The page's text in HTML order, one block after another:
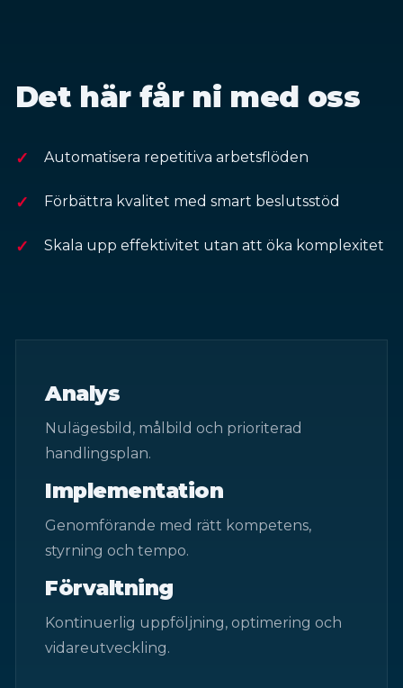
Det här får ni med oss
Automatisera repetitiva arbetsflöden
Förbättra kvalitet med smart beslutsstöd
Skala upp effektivitet utan att öka komplexitet
Analys
Nulägesbild, målbild och prioriterad
handlingsplan.
Implementation
Genomförande med rätt kompetens,
styrning och tempo.
Förvaltning
Kontinuerlig uppföljning, optimering och
vidareutveckling.